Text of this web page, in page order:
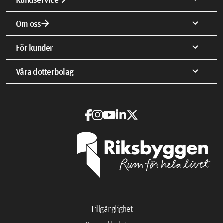
Om ossarrow_forward expand_more
För kunder expand_more
Våra dotterbolag expand_more
Tillgänglighet